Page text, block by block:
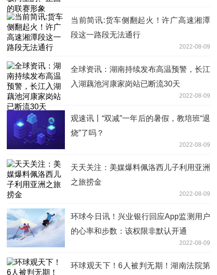
当前简讯:货车侧翻起火！许广高速湘潭
段这一路段无法通行
2022-08-09
全球资讯：湖南持续发布高温预警，长江
入湖藕池河康家岗站已断流30天
2022-08-09
观速讯丨“双减”一年后的暑假，教培班“退
烧”了吗？
2022-08-09
天天关注：美媒爆料佩洛西儿子利用亚洲
之旅捞金
2022-08-09
环球今日讯！兴业银行回应App监测用户
的心率和步数：该权限非默认开通
2022-08-09
环球观天下！6人被判无期！湖南法院第